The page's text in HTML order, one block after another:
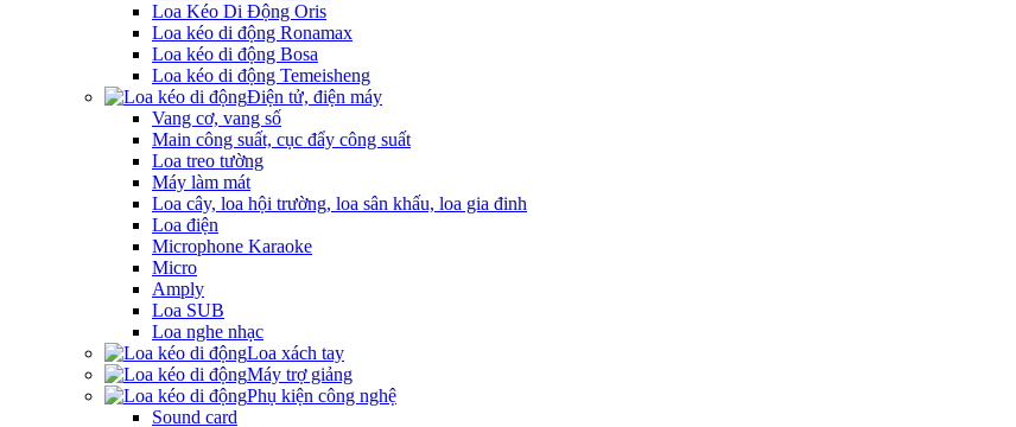
Loa Kéo Di Động Oris
Loa kéo di động Ronamax
Loa kéo di động Bosa
Loa kéo di động Temeisheng
Điện tử, điện máy
Vang cơ, vang số
Main công suất, cục đẩy công suất
Loa treo tường
Máy làm mát
Loa cây, loa hội trường, loa sân khấu, loa gia đinh
Loa điện
Microphone Karaoke
Micro
Amply
Loa SUB
Loa nghe nhạc
Loa xách tay
Máy trợ giảng
Phụ kiện công nghệ
Sound card